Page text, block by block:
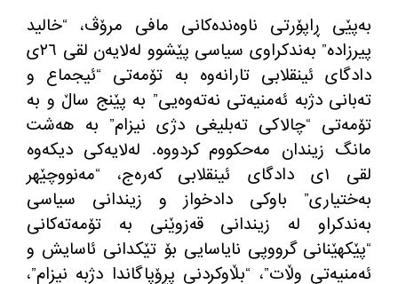
به‌پێی ڕاپۆرتی ناوه‌نده‌كانی مافی مرۆڤ، “خالید
پیرزاده‌” به‌ندكراوی سیاسی پێشوو له‌لایه‌ن لقی ٢٦ی
دادگای ئینقلابی تارانه‌وه‌ به‌ تۆمه‌تی “ئیجماع و
ته‌بانی دژبه‌ ئه‌منیه‌تی نه‌ته‌وه‌یی” به‌ پێنج ساڵ و به‌
تۆمه‌تی “چالاكی ته‌بلیغی دژی نیزام” به‌ هه‌شت
مانگ زیندان مه‌حكووم كردووه‌. له‌لایه‌كی دیكه‌وه‌
لقی ١ی دادگای ئینقلابی كه‌ره‌ج، “مه‌نووچێهر
به‌ختیاری” باوكی دادخواز و زیندانی سیاسی
به‌ندكراو له ‌زیندانی قه‌زوێنی به‌ تۆمه‌ته‌كانی
“پێكهێنانی گرووپی نایاسایی بۆ تێكدانی ئاسایش و
ئه‌منیه‌تی وڵات”، “بڵاوكردنی پڕۆپاگاندا دژبه‌ نیزام”،